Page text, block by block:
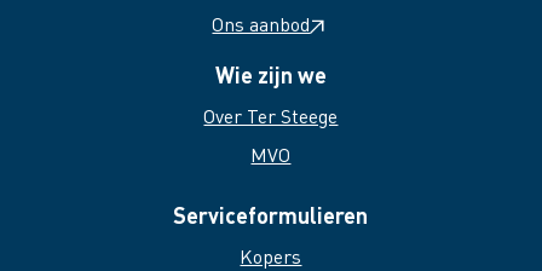
Ons aanbod
Wie zijn we
Over Ter Steege
MVO
Serviceformulieren
Kopers